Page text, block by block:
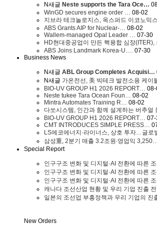
N새글 Neste supports the Tara Oce…
WinGD secures engine order …
08-02
지브라 테크놀로지스, 옥스퍼드 이코노믹
ABS Grants AIP for Nuclear-…
08-02
Wallem-managed Opal Leader …
07-30
HD현대중공업이 만든 핵융합 심장(ITER),
ABS Joins Landmark Korea-U.…
07-30
Business News
N새글 ABL Group Completes Acquisi…
N새글 가온전선, 美 빅테크 발전소용 케이
BIO-UV GROUP H1 2026 REPORT…
08-
Neste tukee Tara Ocean Foun…
08-02
Mintra Automates Training R…
08-02
다쏘시스템, 인간과 함께 설계하는 버추얼
BIO-UV GROUP H1 2026 REPORT…
CMT INTRODUCES SIMPLE PRESS…
LS에코에너지·라이너스, 상호 투자…글로
삼성重, 2분기 매출 3.2조원∙영업익 3,250…
Special Report
인구구조 변화 및 디지털·AI 전환에 따른
인구구조 변화 및 디지털·AI 전환에 따른
인구구조 변화 및 디지털·AI 전환에 따른
캐나다 조선산업 현황 및 우리 기업 진출
일본의 조선업 부흥정책과 우리 기업의 진
New Orders